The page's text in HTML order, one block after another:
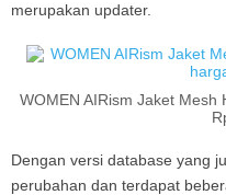
merupakan updater.
WOMEN AIRism Jaket Mesh
Dengan versi database yang
perubahan dan terdapat